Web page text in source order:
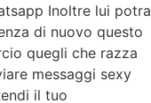
Inoltre lui potra
di nuovo questo
quegli che razza
messaggi sexy
il tuo